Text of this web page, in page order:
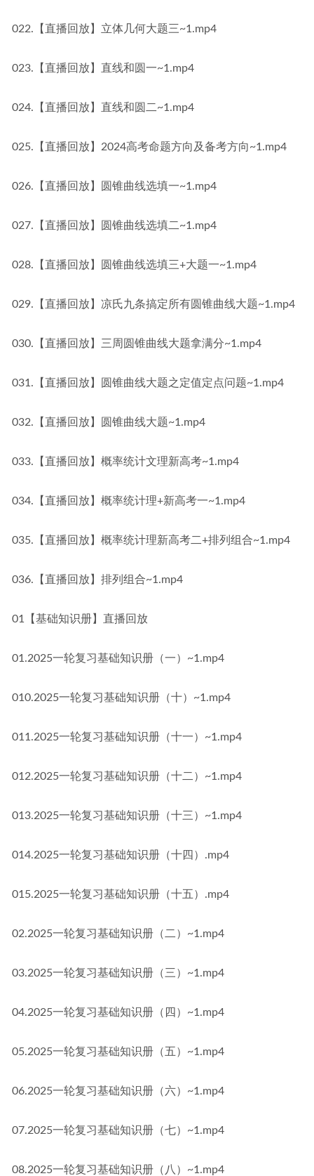
022.【直播回放】立体几何大题三~1.mp4
023.【直播回放】直线和圆一~1.mp4
024.【直播回放】直线和圆二~1.mp4
025.【直播回放】2024高考命题方向及备考方向~1.mp4
026.【直播回放】圆锥曲线选填一~1.mp4
027.【直播回放】圆锥曲线选填二~1.mp4
028.【直播回放】圆锥曲线选填三+大题一~1.mp4
029.【直播回放】凉氏九条搞定所有圆锥曲线大题~1.mp4
030.【直播回放】三周圆锥曲线大题拿满分~1.mp4
031.【直播回放】圆锥曲线大题之定值定点问题~1.mp4
032.【直播回放】圆锥曲线大题~1.mp4
033.【直播回放】概率统计文理新高考~1.mp4
034.【直播回放】概率统计理+新高考一~1.mp4
035.【直播回放】概率统计理新高考二+排列组合~1.mp4
036.【直播回放】排列组合~1.mp4
01【基础知识册】直播回放
01.2025一轮复习基础知识册（一）~1.mp4
010.2025一轮复习基础知识册（十）~1.mp4
011.2025一轮复习基础知识册（十一）~1.mp4
012.2025一轮复习基础知识册（十二）~1.mp4
013.2025一轮复习基础知识册（十三）~1.mp4
014.2025一轮复习基础知识册（十四）.mp4
015.2025一轮复习基础知识册（十五）.mp4
02.2025一轮复习基础知识册（二）~1.mp4
03.2025一轮复习基础知识册（三）~1.mp4
04.2025一轮复习基础知识册（四）~1.mp4
05.2025一轮复习基础知识册（五）~1.mp4
06.2025一轮复习基础知识册（六）~1.mp4
07.2025一轮复习基础知识册（七）~1.mp4
08.2025一轮复习基础知识册（八）~1.mp4